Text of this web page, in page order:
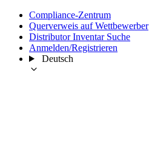
Compliance-Zentrum
Querverweis auf Wettbewerber
Distributor Inventar Suche
Anmelden/Registrieren
Deutsch